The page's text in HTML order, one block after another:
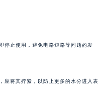
停止使用，避免电路短路等问题的发
应将其拧紧，以防止更多的水分进入表